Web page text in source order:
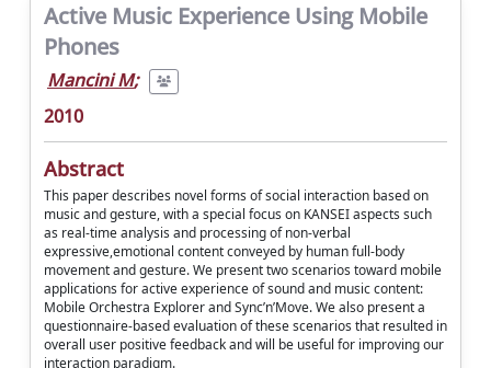
Active Music Experience Using Mobile
Phones
Mancini M;
2010
Abstract
This paper describes novel forms of social interaction based on
music and gesture, with a special focus on KANSEI aspects such
as real-time analysis and processing of non-verbal
expressive,emotional content conveyed by human full-body
movement and gesture. We present two scenarios toward mobile
applications for active experience of sound and music content:
Mobile Orchestra Explorer and Sync’n’Move. We also present a
questionnaire-based evaluation of these scenarios that resulted in
overall user positive feedback and will be useful for improving our
interaction paradigm.